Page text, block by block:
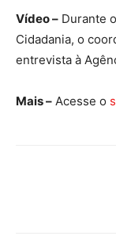
Vídeo – Durante
Cidadania, o
entrevista à
Mais – Acesse o